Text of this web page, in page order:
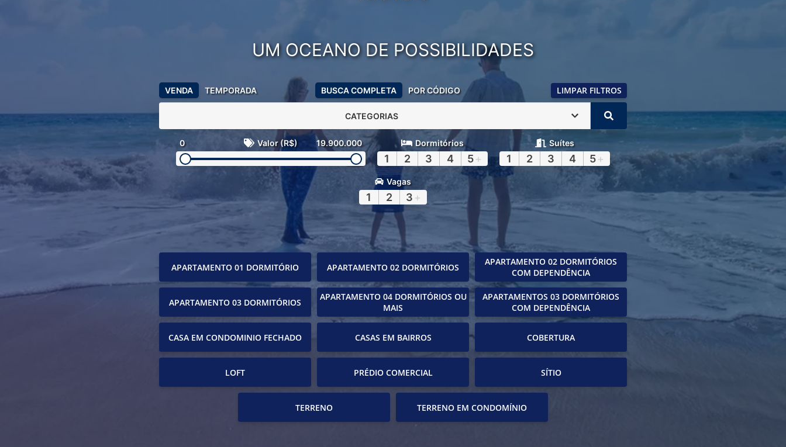
UM OCEANO DE POSSIBILIDADES
VENDA TEMPORADA BUSCA COMPLETA POR CÓDIGO LIMPAR FILTROS
CATEGORIAS
0 Valor (R$) 19.900.000 Dormitórios
1 2 3 4 5+
Suítes
1 2 3 4 5+
Vagas
1 2 3 +
APARTAMENTO 01 DORMITÓRIO APARTAMENTO 02 DORMITÓRIOS
APARTAMENTO 02 DORMITÓRIOS
COM DEPENDÊNCIA
APARTAMENTO 03 DORMITÓRIOS
APARTAMENTO 04 DORMITÓRIOS OU
MAIS
APARTAMENTOS 03 DORMITÓRIOS
COM DEPENDÊNCIA
CASA EM CONDOMINIO FECHADO CASAS EM BAIRROS COBERTURA
LOFT PRÉDIO COMERCIAL SÍTIO
TERRENO TERRENO EM CONDOMÍNIO